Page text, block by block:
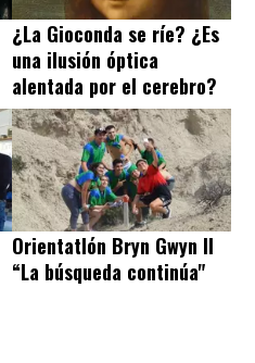
¿La Gioconda se ríe? ¿Es
una ilusión óptica
alentada por el cerebro?
Orientatlón Bryn Gwyn II
“La búsqueda continúa"